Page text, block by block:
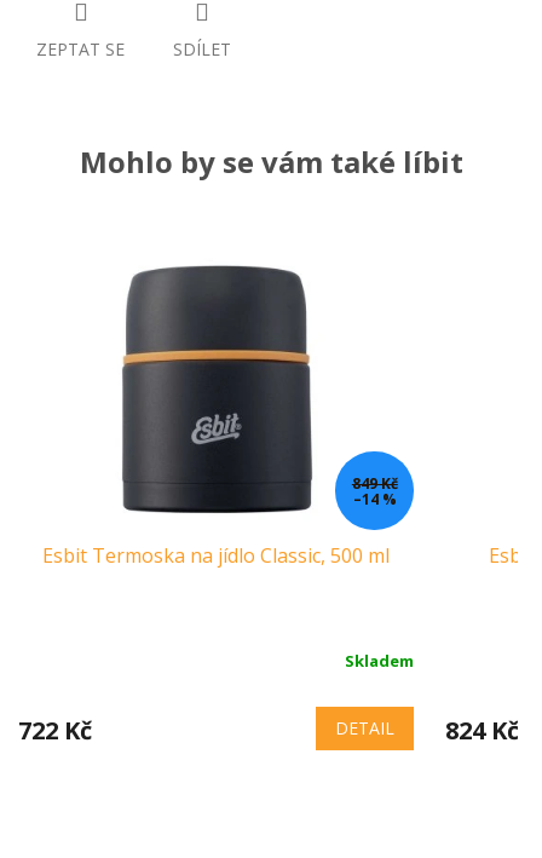
ZEPTAT SE SDÍLET
Mohlo by se vám také líbit
849 Kč
–14 %
Esbit Termoska na jídlo Classic, 500 ml
Skladem
722 Kč DETAIL
Esbit
824 Kč